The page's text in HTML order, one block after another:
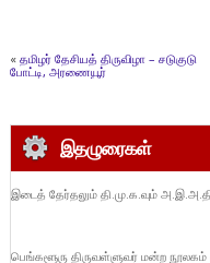
« தமிழர் தேசியத் திருவிழா – சடுகுடு
போட்டி, அரணையூர்
இதழுரைகள்
இடைத் தேர்தலும் தி.மு.க.வும்
பெங்களூரு திருவள்ளுவர் மன்ற